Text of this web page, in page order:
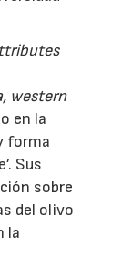
western
en la
forma
Sus
sobre
del olivo
la